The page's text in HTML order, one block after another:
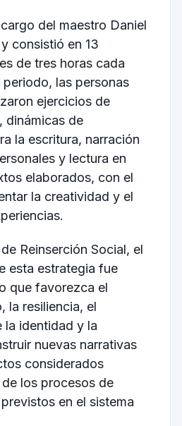
del maestro Daniel
consistió en 13
de tres horas cada
las personas
ejercicios de
dinámicas de
la escritura, narración
y lectura en
elaborados, con el
la creatividad y el
Reinserción Social, el
esta estrategia fue
que favorezca el
la resiliencia, el
la identidad y la
nuevas narrativas
considerados
los procesos de
en el sistema